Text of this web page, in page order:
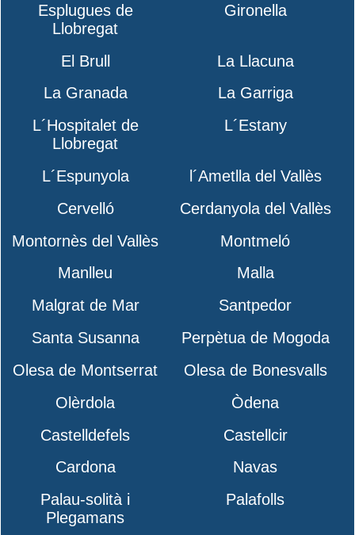
Esplugues de
Llobregat
Gironella
El Brull
La Llacuna
La Granada
La Garriga
L´Hospitalet de
Llobregat
L´Estany
L´Espunyola
l´Ametlla del Vallès
Cervelló
Cerdanyola del Vallès
Montornès del Vallès
Montmeló
Manlleu
Malla
Malgrat de Mar
Santpedor
Santa Susanna
Perpètua de Mogoda
Olesa de Montserrat
Olesa de Bonesvalls
Olèrdola
Òdena
Castelldefels
Castellcir
Cardona
Navas
Palau-solità i
Plegamans
Palafolls